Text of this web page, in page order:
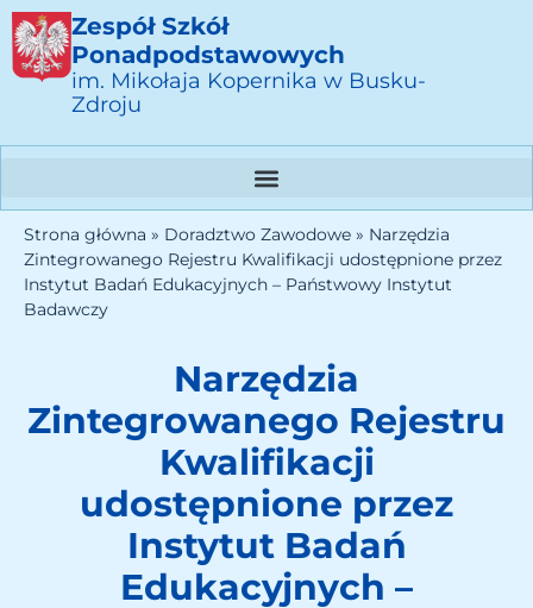
Zespół Szkół
Ponadpodstawowych
im. Mikołaja Kopernika w Busku-
Zdroju
Strona główna » Doradztwo Zawodowe » Narzędzia
Zintegrowanego Rejestru Kwalifikacji udostępnione przez
Instytut Badań Edukacyjnych – Państwowy Instytut
Badawczy
Narzędzia
Zintegrowanego Rejestru
Kwalifikacji
udostępnione przez
Instytut Badań
Edukacyjnych –